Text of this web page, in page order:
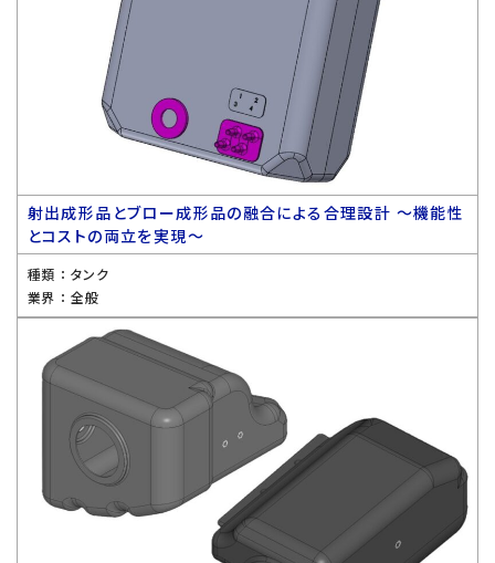
射出成形品とブロー成形品の融合による合理設計 〜機能性
とコストの両立を実現〜
種類 ： タンク
業界 ： 全般